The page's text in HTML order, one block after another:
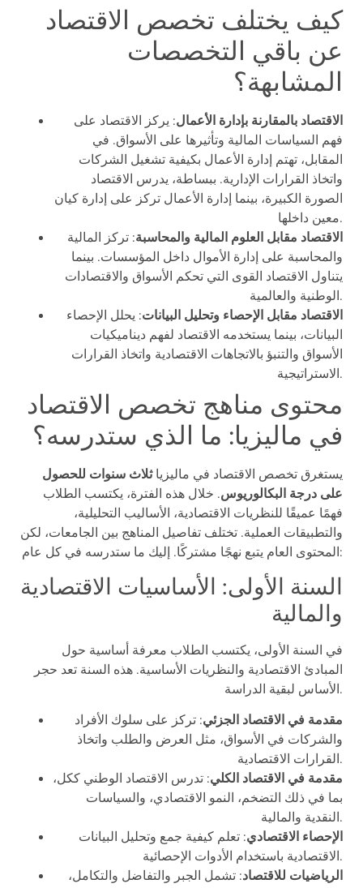
كيف يختلف تخصص الاقتصاد
عن باقي التخصصات
المشابهة؟
الاقتصاد بالمقارنة بإدارة الأعمال: يركز الاقتصاد على
فهم السياسات المالية وتأثيرها على الأسواق. في
المقابل، تهتم إدارة الأعمال بكيفية تشغيل الشركات
واتخاذ القرارات الإدارية. ببساطة، يدرس الاقتصاد
الصورة الكبيرة، بينما إدارة الأعمال تركز على إدارة كيان
معين داخلها.
الاقتصاد مقابل العلوم المالية والمحاسبة: تركز المالية
والمحاسبة على إدارة الأموال داخل المؤسسات. بينما
يتناول الاقتصاد القوى التي تحكم الأسواق والاقتصادات
الوطنية والعالمية.
الاقتصاد مقابل الإحصاء وتحليل البيانات: يحلل الإحصاء
البيانات، بينما يستخدمه الاقتصاد لفهم ديناميكيات
الأسواق والتنبؤ بالاتجاهات الاقتصادية واتخاذ القرارات
الاستراتيجية.
محتوى مناهج تخصص الاقتصاد
في ماليزيا: ما الذي ستدرسه؟
يستغرق تخصص الاقتصاد في ماليزياثلاث سنوات للحصول
على درجة البكالوريوس. خلال هذه الفترة، يكتسب الطلاب
فهمًا عميقًا للنظريات الاقتصادية، الأساليب التحليلية،
والتطبيقات العملية. تختلف تفاصيل المناهج بين الجامعات، لكن
المحتوى العام يتبع نهجًا مشتركًا. إليك ما ستدرسه في كل عام:
السنة الأولى: الأساسيات الاقتصادية
والمالية
في السنة الأولى، يكتسب الطلاب معرفة أساسية حول
المبادئ الاقتصادية والنظريات الأساسية. هذه السنة تعد حجر
الأساس لبقية الدراسة.
مقدمة في الاقتصاد الجزئي: تركز على سلوك الأفراد
والشركات في الأسواق، مثل العرض والطلب واتخاذ
القرارات الاقتصادية.
مقدمة في الاقتصاد الكلي: تدرس الاقتصاد الوطني ككل،
بما في ذلك التضخم، النمو الاقتصادي، والسياسات
النقدية والمالية.
الإحصاء الاقتصادي: تعلم كيفية جمع وتحليل البيانات
الاقتصادية باستخدام الأدوات الإحصائية.
الرياضيات للاقتصاد: تشمل الجبر والتفاضل والتكامل،